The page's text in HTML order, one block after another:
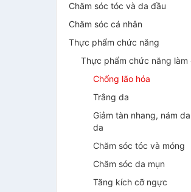
Chăm sóc tóc và da đầu
Chăm sóc cá nhân
Thực phẩm chức năng
Thực phẩm chức năng làm
Chống lão hóa
Trắng da
Giảm tàn nhang, nám
da
Chăm sóc tóc và móng
Chăm sóc da mụn
Tăng kích cỡ ngực